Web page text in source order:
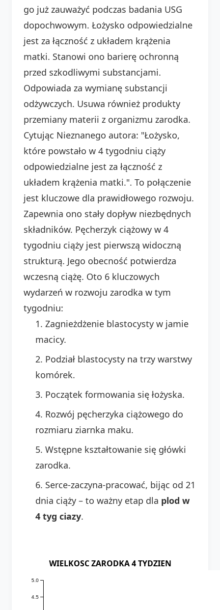
go już zauważyć podczas badania USG
dopochwowym. Łożysko odpowiedzialne
jest za łączność z układem krążenia
matki. Stanowi ono barierę ochronną
przed szkodliwymi substancjami.
Odpowiada za wymianę substancji
odżywczych. Usuwa również produkty
przemiany materii z organizmu zarodka.
Cytując Nieznanego autora: "Łożysko,
które powstało w 4 tygodniu ciąży
odpowiedzialne jest za łączność z
układem krążenia matki.". To połączenie
jest kluczowe dla prawidłowego rozwoju.
Zapewnia ono stały dopływ niezbędnych
składników. Pęcherzyk ciążowy w 4
tygodniu ciąży jest pierwszą widoczną
strukturą. Jego obecność potwierdza
wczesną ciążę. Oto 6 kluczowych
wydarzeń w rozwoju zarodka w tym
tygodniu:
Zagnieżdżenie blastocysty w jamie
macicy.
Podział blastocysty na trzy warstwy
komórek.
Początek formowania się łożyska.
Rozwój pęcherzyka ciążowego do
rozmiaru ziarnka maku.
Wstępne kształtowanie się główki
zarodka.
Serce-zaczyna-pracować, bijąc od 21
dnia ciąży – to ważny etap dla plod w
4 tyg ciazy.
WIELKOSC ZARODKA 4 TYDZIEN
4.5
5.0